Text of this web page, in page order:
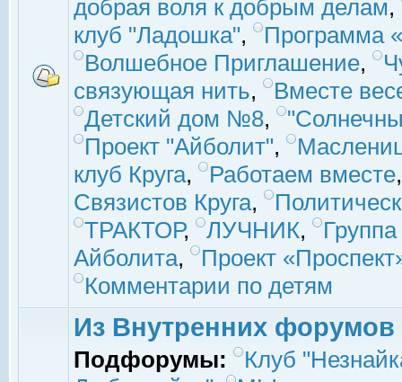
добрая воля к добрым делам,
клуб "Ладошка",
Программа
Волшебное Приглашение,
связующая нить,
Вместе
Детский дом №8,
Проект "Айболит",
клуб Круга, Работаем вместе
Связистов Круга,
ТРАКТОР, ЛУЧНИК,
Айболита,
Проект
Комментарии по детям
Из Внутренних форумов
Подфорумы:
Клуб